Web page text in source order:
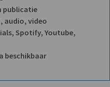
publicatie
audio, video
Spotify, Youtube,
beschikbaar